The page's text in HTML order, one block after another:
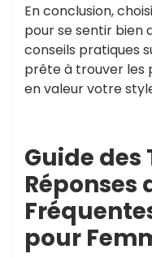
En conclusion,
pour se sentir bien
conseils pratiques
prête à trouver les
en valeur votre
Guide des
Réponses
pour